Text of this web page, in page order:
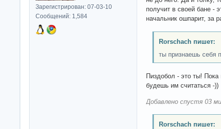
Зарегистрирован: 07-03-10
Сообщений: 1,584
получит в своей бане -
начальник ошпарит, за
Rorschach пишет:
ты признаешь себя
Пиздобол - это ты!
будешь им считаться -))
Добавлено спустя 03
Rorschach пишет: